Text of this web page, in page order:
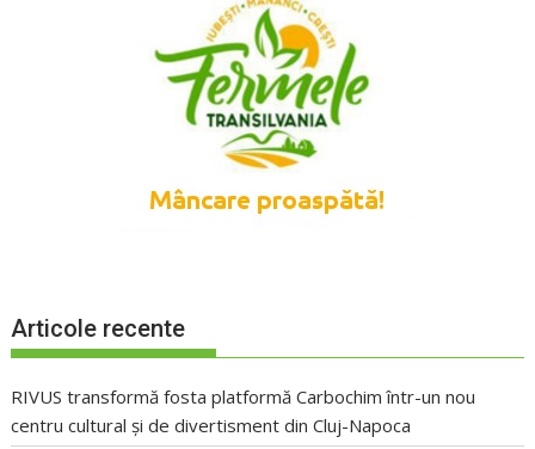
Articole recente
RIVUS transformă fosta platformă Carbochim într-un nou
centru cultural și de divertisment din Cluj-Napoca